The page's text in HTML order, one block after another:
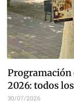
Programación
2026: todos
30/07/2026